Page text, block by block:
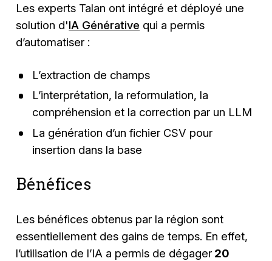
Les experts Talan ont intégré et déployé une
solution d'IA Générative qui a permis
d’automatiser :
L’extraction de champs
L’interprétation, la reformulation, la
compréhension et la correction par un LLM
La génération d’un fichier CSV pour
insertion dans la base
Bénéfices
Les bénéfices obtenus par la région sont
essentiellement des gains de temps. En effet,
l’utilisation de l’IA a permis de dégager 20